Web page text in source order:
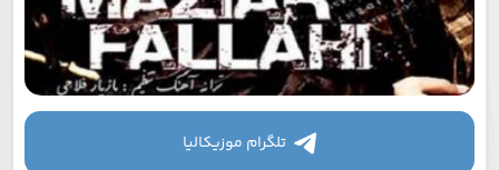
تلگرام موزیکالیا